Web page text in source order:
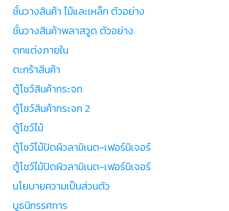
ชั้นวางสินค้า ไม้และเหล็ก ตัวอย่าง
ชั้นวางสินค้าพลาสวูด ตัวอย่าง
ตกแต่งภายใน
ตะกร้าสินค้า
ตู้โชว์สินค้ากระจก
ตู้โชว์สินค้ากระจก 2
ตู้โชว์ไม้
ตู้โชว์ไม้ปิดผิวลามิเนต-เฟอร์นิเจอร์
ตู้โชว์ไม้ปิดผิวลามิเนต-เฟอร์นิเจอร์
นโยบายความเป็นส่วนตัว
บูธนิทรรศการ